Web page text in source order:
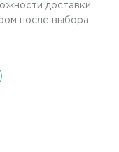
доставки
после выбора